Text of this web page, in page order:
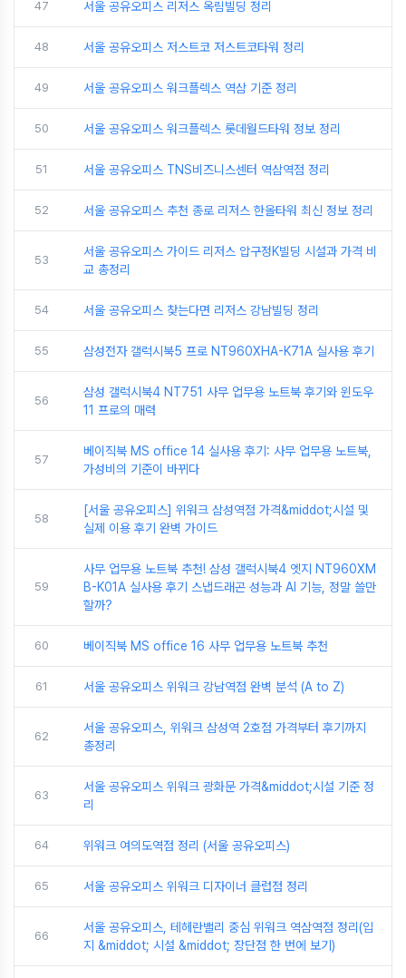
47 서울 공유오피스 리저스 옥림빌딩 정리
48 서울 공유오피스 저스트코 저스트코타워 정리
49 서울 공유오피스 워크플렉스 역삼 기준 정리
50 서울 공유오피스 워크플렉스 롯데월드타워 정보 정리
51 서울 공유오피스 TNS비즈니스센터 역삼역점 정리
52 서울 공유오피스 추천 종로 리저스 한올타워 최신 정보 정리
53
서울 공유오피스 가이드 리저스 압구정K빌딩 시설과 가격 비
교 총정리
54 서울 공유오피스 찾는다면 리저스 강남빌딩 정리
55 삼성전자 갤럭시북5 프로 NT960XHA-K71A 실사용 후기
56
삼성 갤럭시북4 NT751 사무 업무용 노트북 후기와 윈도우
11 프로의 매력
57
베이직북 MS office 14 실사용 후기: 사무 업무용 노트북,
가성비의 기준이 바뀌다
58
[서울 공유오피스] 위워크 삼성역점 가격&middot;시설 및
실제 이용 후기 완벽 가이드
59
사무 업무용 노트북 추천! 삼성 갤럭시북4 엣지 NT960XM
B-K01A 실사용 후기 스냅드래곤 성능과 AI 기능, 정말 쓸만
할까?
60 베이직북 MS office 16 사무 업무용 노트북 추천
61 서울 공유오피스 위워크 강남역점 완벽 분석 (A to Z)
62
서울 공유오피스, 위워크 삼성역 2호점 가격부터 후기까지
총정리
63
서울 공유오피스 위워크 광화문 가격&middot;시설 기준 정
리
64 위워크 여의도역점 정리 (서울 공유오피스)
65 서울 공유오피스 위워크 디자이너 클럽점 정리
66
서울 공유오피스, 테헤란밸리 중심 위워크 역삼역점 정리(입
지 &middot; 시설 &middot; 장단점 한 번에 보기)